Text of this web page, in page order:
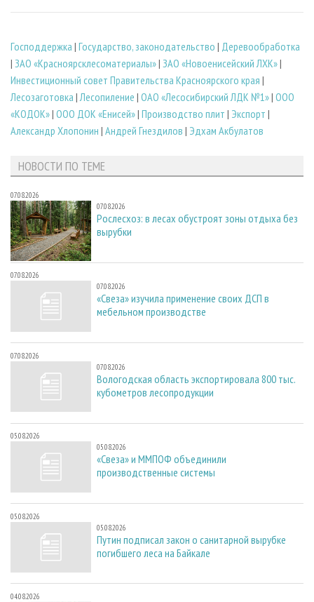
Господдержка | Государство, законодательство | Деревообработка
| ЗАО «Красноярсклесоматериалы»| ЗАО «Новоенисейский ЛХК»|
Инвестиционный совет Правительства Красноярского края |
Лесозаготовка |Лесопиление | ОАО «Лесосибирский ЛДК №1»| ООО
«КОДОК»| ООО ДОК «Енисей»| Производство плит | Экспорт |
Александр Хлопонин | Андрей Гнездилов | Эдхам Акбулатов
НОВОСТИ ПО ТЕМЕ
07.08.2026
07.08.2026
Рослесхоз: в лесах обустроят зоны отдыха без
вырубки
07.08.2026
07.08.2026
«Свеза» изучила применение своих ДСП в
мебельном производстве
07.08.2026
07.08.2026
Вологодская область экспортировала 800 тыс.
кубометров лесопродукции
05.08.2026
05.08.2026
«Свеза» и ММПОФ объединили
производственные системы
05.08.2026
05.08.2026
Путин подписал закон о санитарной вырубке
погибшего леса на Байкале
04.08.2026